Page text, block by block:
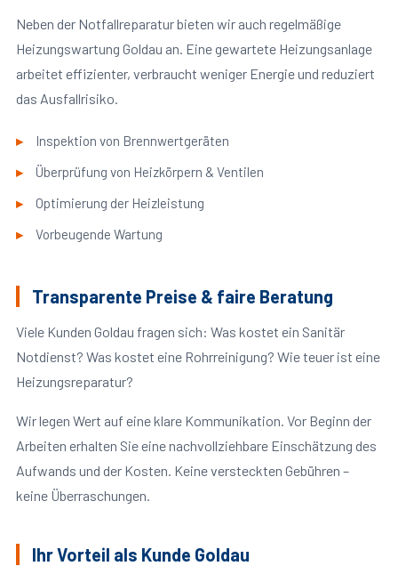
Neben der Notfallreparatur bieten wir auch regelmäßige
Heizungswartung Goldau an. Eine gewartete Heizungsanlage
arbeitet effizienter, verbraucht weniger Energie und reduziert
das Ausfallrisiko.
Inspektion von Brennwertgeräten
Überprüfung von Heizkörpern & Ventilen
Optimierung der Heizleistung
Vorbeugende Wartung
Transparente Preise & faire Beratung
Viele Kunden Goldau fragen sich: Was kostet ein Sanitär
Notdienst? Was kostet eine Rohrreinigung? Wie teuer ist eine
Heizungsreparatur?
Wir legen Wert auf eine klare Kommunikation. Vor Beginn der
Arbeiten erhalten Sie eine nachvollziehbare Einschätzung des
Aufwands und der Kosten. Keine versteckten Gebühren –
keine Überraschungen.
Ihr Vorteil als Kunde Goldau